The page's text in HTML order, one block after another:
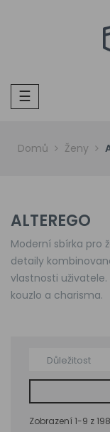
Toggle
navigation
☰
Domů Ženy
ALTEREGO
Moderní sbírka pro
detaily
vlastnosti
kouzlo a charisma.
Důležitost
Zobrazení 1-9 z